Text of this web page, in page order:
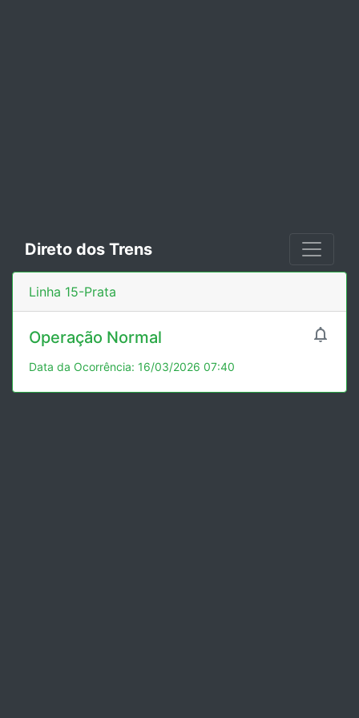
Direto dos Trens
Linha 15-Prata

Operação Normal
Data da Ocorrência: 16/03/2026 07:40